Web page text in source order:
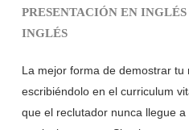
PRESENTACIÓN EN
INGLÉS
La mejor forma de demostrar tu
escribiéndolo en el curriculum
que el reclutador nunca llegue